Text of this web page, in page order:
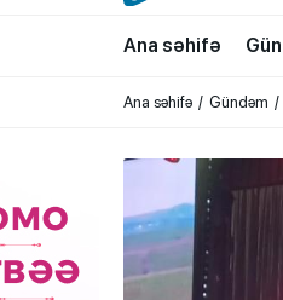
Ana səhifə
Ana səhifə Gündəm